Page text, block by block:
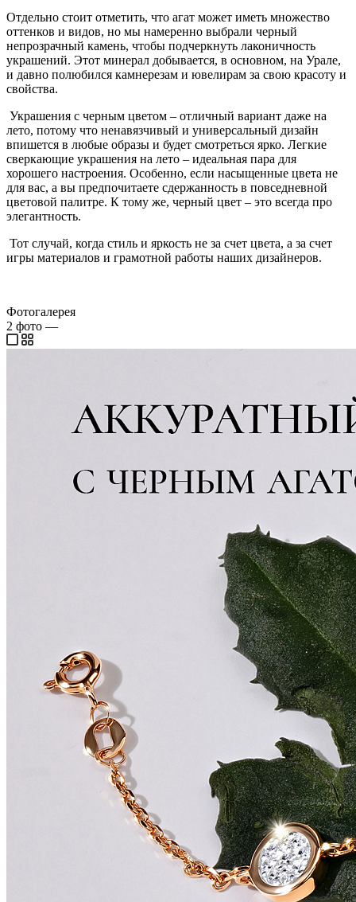
Отдельно стоит отметить, что агат может иметь множество
оттенков и видов, но мы намеренно выбрали черный
непрозрачный камень, чтобы подчеркнуть лаконичность
украшений. Этот минерал добывается, в основном, на Урале,
и давно полюбился камнерезам и ювелирам за свою красоту и
свойства.
Украшения с черным цветом – отличный вариант даже на
лето, потому что ненавязчивый и универсальный дизайн
впишется в любые образы и будет смотреться ярко. Легкие
сверкающие украшения на лето – идеальная пара для
хорошего настроения. Особенно, если насыщенные цвета не
для вас, а вы предпочитаете сдержанность в повседневной
цветовой палитре. К тому же, черный цвет – это всегда про
элегантность.
Тот случай, когда стиль и яркость не за счет цвета, а за счет
игры материалов и грамотной работы наших дизайнеров.
Фотогалерея
2 фото —